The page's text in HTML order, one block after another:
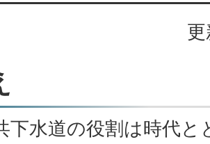
水道の役割は時代と